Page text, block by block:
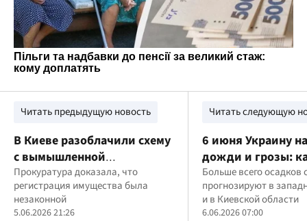
Читать предыдущую новость
В Киеве разоблачили схему
с вымышленной
недвижимостью: общине
вернули землю за 14 млн
грн
Прокуратура доказала, что
регистрация имущества была
незаконной
5.06.2026 21:26
Читать следующую
6 июня Украину
дожди и грозы:
будет погода в
Львове, Одессе и
Больше всего осадков
прогнозируют в
и в Киевской области
6.06.2026 07:00